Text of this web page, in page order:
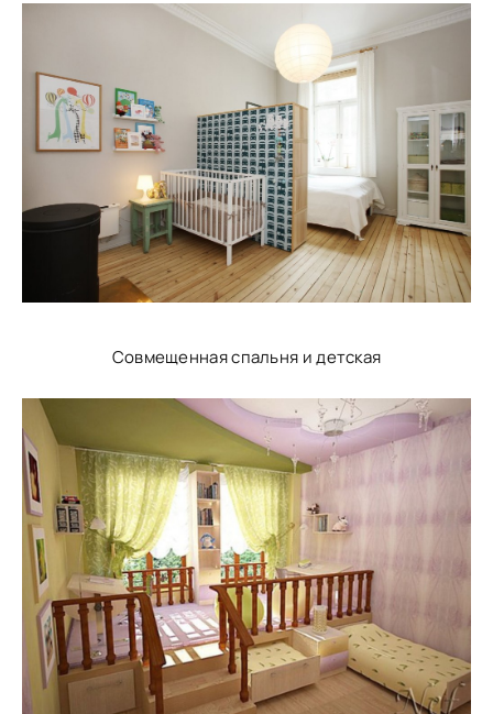
Совмещенная спальня и детская